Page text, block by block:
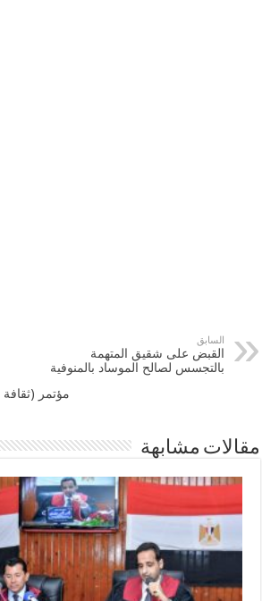
السابق
القبض على شقيق المتهمة
بالتجسس لصالح الموساد بالمنوفية
مؤتمر
مقالات مشابهة